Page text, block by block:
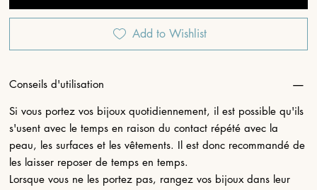
Add to Wishlist
Conseils d'utilisation
Si vous portez vos bijoux quotidiennement, il est possible qu'ils
s'usent avec le temps en raison du contact répété avec la
peau, les surfaces et les vêtements. Il est donc recommandé de
les laisser reposer de temps en temps.
Lorsque vous ne les portez pas, rangez vos bijoux dans leur